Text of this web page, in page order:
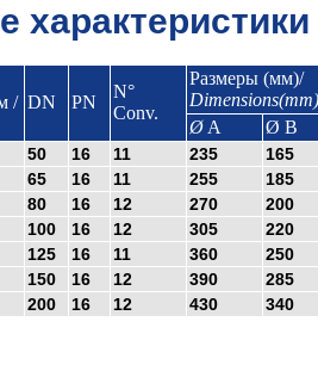
характеристики
/ DN PN
N°
Conv.
Размеры (мм)/
Dimensions(mm)
Ø A Ø B
50 16 11 235
165
65 16 11 255
185
80 16 12 270
200
100 16 12 305
220
125 16 11 360
250
150 16 12 390
285
200 16 12 430 340